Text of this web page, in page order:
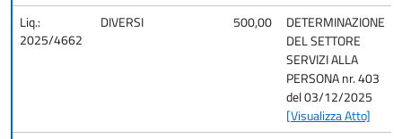
Liq.:
2025/4662
DIVERSI 500,00
DETERMINAZIONE
DEL SETTORE
SERVIZI ALLA
PERSONA nr. 403
del 03/12/2025
[Visualizza Atto]